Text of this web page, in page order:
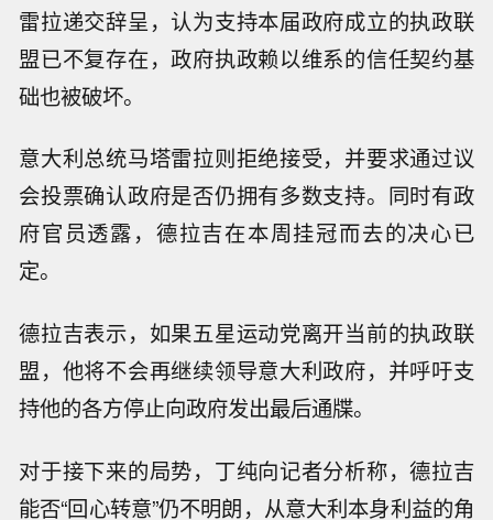
雷拉递交辞呈，认为支持本届政府成立的执政联
盟已不复存在，政府执政赖以维系的信任契约基
础也被破坏。
意大利总统马塔雷拉则拒绝接受，并要求通过议
会投票确认政府是否仍拥有多数支持。同时有政
府官员透露，德拉吉在本周挂冠而去的决心已
定。
德拉吉表示，如果五星运动党离开当前的执政联
盟，他将不会再继续领导意大利政府，并呼吁支
持他的各方停止向政府发出最后通牒。
对于接下来的局势，丁纯向记者分析称，德拉吉
能否“回心转意”仍不明朗，从意大利本身利益的角